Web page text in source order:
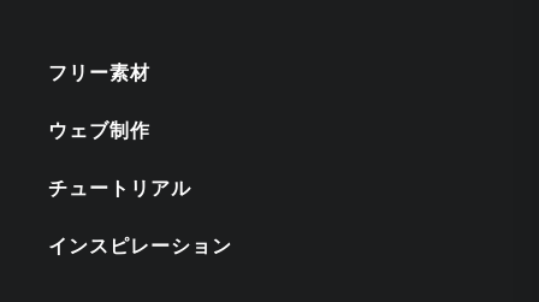
フリー素材
ウェブ制作
チュートリアル
インスピレーション